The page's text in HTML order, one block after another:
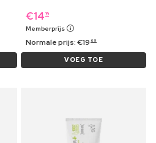
€14 19
Memberprijs
Normale prijs:€19 69
VOEG TOE